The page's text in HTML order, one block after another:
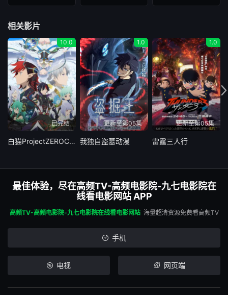
第16集
相关影片
10.0
已完结
白猫ProjectZEROCHRONICLE
1.0
更新至第05集
我独自盗墓动漫
1.0
更新至第05集
雷霆三人行
最佳体验，尽在高频TV-高频电影院-九七电影院在
线看电影网站 APP
高频TV-高频电影院-九七电影院在线看电影网站 海量超清资源免费看高频TV
手机
电视 网页端